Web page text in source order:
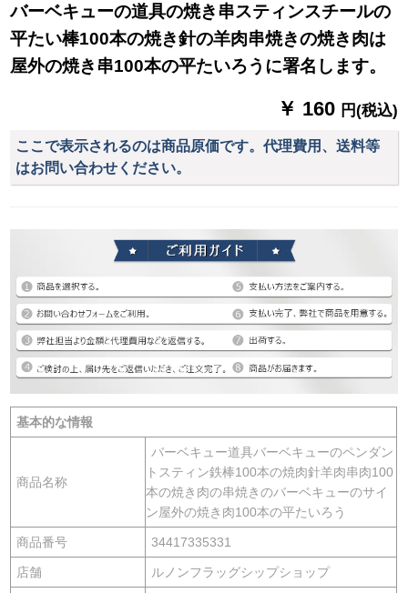
バーベキューの道具の焼き串スティンスチールの
平たい棒100本の焼き針の羊肉串焼きの焼き肉は
屋外の焼き串100本の平たいろうに署名します。
￥ 160 円(税込)
ここで表示されるのは商品原価です。代理費用、送料等
はお問い合わせください。
基本的な情報
商品名称
バーベキュー道具バーベキューのペンダン
トスティン鉄棒100本の焼肉針羊肉串肉100
本の焼き肉の串焼きのバーベキューのサイ
ン屋外の焼き肉100本の平たいろう
商品番号 34417335331
店舗 ルノンフラッグシップショップ